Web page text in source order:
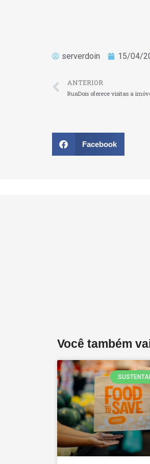
serverdoin 15/04/
ANTERIOR
Facebook
Você também